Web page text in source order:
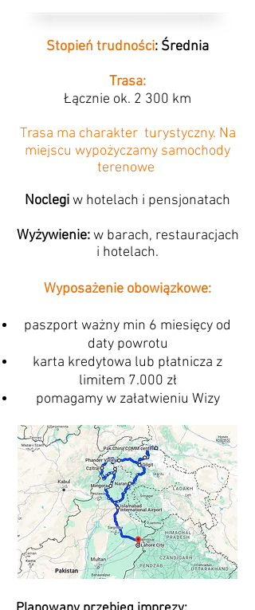
Stopień trudności: Średnia
Trasa:
Łącznie ok. 2 300 km
Trasa ma charakter turystyczny. Na
miejscu wypożyczamy samochody
terenowe
Noclegiw hotelach i pensjonatach
Wyżywienie:w barach, restauracjach
i hotelach.
Wyposażenie obowiązkowe:
paszport ważny min 6 miesięcy od
daty powrotu
karta kredytowa lub płatnicza z
limitem 7.000 zł
pomagamy w załatwieniu Wizy